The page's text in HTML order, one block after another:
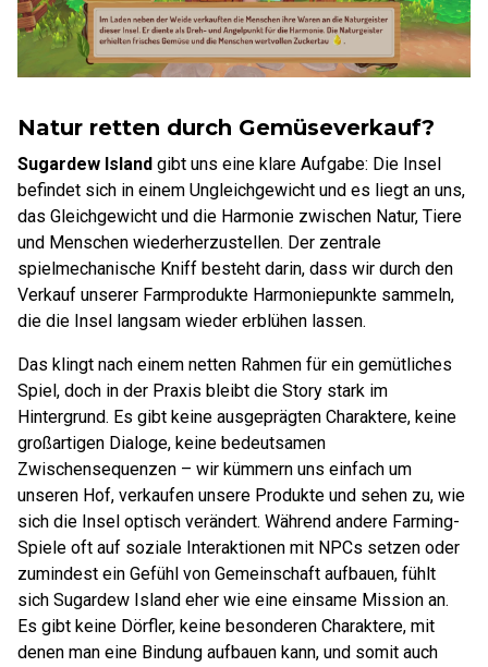
Natur retten durch Gemüseverkauf?
Sugardew Island gibt uns eine klare Aufgabe: Die Insel
befindet sich in einem Ungleichgewicht und es liegt an uns,
das Gleichgewicht und die Harmonie zwischen Natur, Tiere
und Menschen wiederherzustellen. Der zentrale
spielmechanische Kniff besteht darin, dass wir durch den
Verkauf unserer Farmprodukte Harmoniepunkte sammeln,
die die Insel langsam wieder erblühen lassen.
Das klingt nach einem netten Rahmen für ein gemütliches
Spiel, doch in der Praxis bleibt die Story stark im
Hintergrund. Es gibt keine ausgeprägten Charaktere, keine
großartigen Dialoge, keine bedeutsamen
Zwischensequenzen – wir kümmern uns einfach um
unseren Hof, verkaufen unsere Produkte und sehen zu, wie
sich die Insel optisch verändert. Während andere Farming-
Spiele oft auf soziale Interaktionen mit NPCs setzen oder
zumindest ein Gefühl von Gemeinschaft aufbauen, fühlt
sich Sugardew Island eher wie eine einsame Mission an.
Es gibt keine Dörfler, keine besonderen Charaktere, mit
denen man eine Bindung aufbauen kann, und somit auch